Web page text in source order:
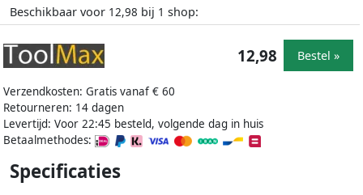
Beschikbaar voor 12,98 bij 1 shop:
Verzendkosten: Gratis vanaf € 60
Retourneren: 14 dagen
Levertijd: Voor 22:45 besteld, volgende dag in huis
Betaalmethodes:
12,98 Bestel »
Specificaties